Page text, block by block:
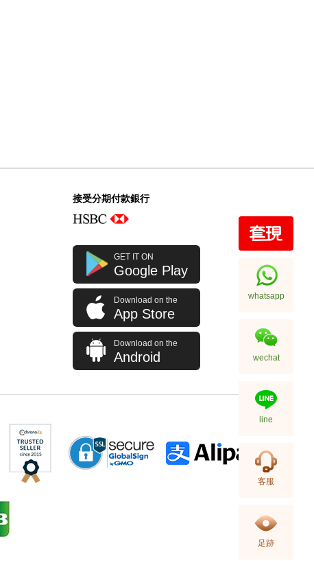
接受分期付款銀行
GET IT ON
Google Play
Download on the
App Store
Download on the
Android
whatsapp
wechat
line
客服
足跡